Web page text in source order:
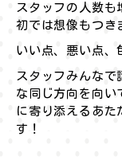
スタッフの人数も
初では想像もつき
いい点、悪い点、
スタッフみんなで
な同じ方向を向い
に寄り添えるあた
す！